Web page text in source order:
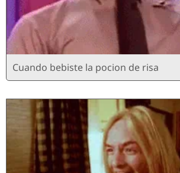
Cuando bebiste la pocion de risa